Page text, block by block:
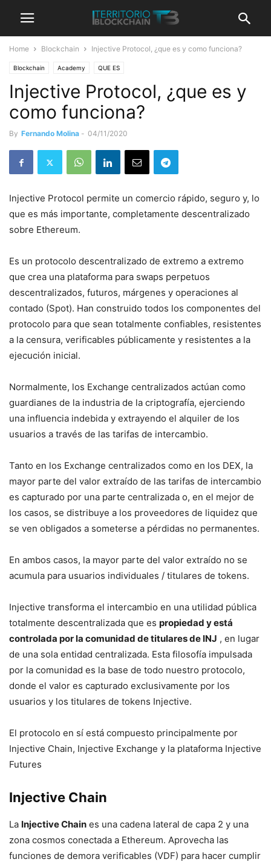
Home Blockchain Injective Protocol, ¿que es y como funciona?
Blockchain Academy QUE ES
Injective Protocol, ¿que es y
como funciona?
By Fernando Molina - 04/11/2020
Injective Protocol permite un comercio rápido, seguro y, lo
que es más importante, completamente descentralizado
sobre Ethereum.
Es un protocolo descentralizado de extremo a extremo
que crea una plataforma para swaps perpetuos
descentralizados, futuros, márgenes y operaciones al
contado (Spot). Han construido todos los componentes del
protocolo para que sean totalmente confiables, resistentes
a la censura, verificables públicamente y resistentes a la
ejecución inicial.
Normalmente, los Exchange centralizados actúan como
guardianes de la industria de la criptografía, ejerciendo
una influencia indebida y extrayendo el alquiler de los
usuarios a través de las tarifas de intercambio.
Tanto en los Exchange centralizados como en los DEX, la
mayor parte del valor extraído de las tarifas de intercambio
es capturado por una parte centralizada o, en el mejor de
los casos, se distribuye a los proveedores de liquidez que
se ven obligados a someterse a pérdidas no permanentes.
En ambos casos, la mayor parte del valor extraído no se
acumula para usuarios individuales / titulares de tokens.
Injective transforma el intercambio en una utilidad pública
totalmente descentralizada que es propiedad y está
controlada por la comunidad de titulares de INJ , en lugar
de una sola entidad centralizada. Esta filosofía impulsada
por la comunidad es la base de todo nuestro protocolo,
donde el valor es capturado exclusivamente por los
usuarios y los titulares de tokens Injective.
El protocolo en sí está compuesto principalmente por
Injective Chain, Injective Exchange y la plataforma Injective
Futures
Injective Chain
La Injective Chain es una cadena lateral de capa 2 y una
zona cosmos conectada a Ethereum. Aprovecha las
funciones de demora verificables (VDF) para hacer cumplir